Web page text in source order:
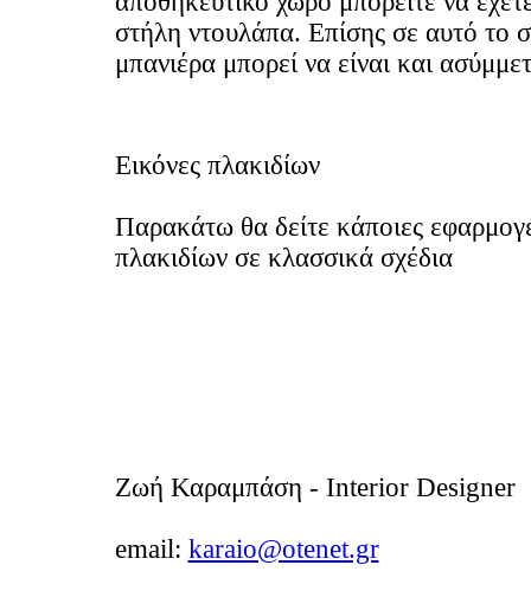
στήλη ντουλάπα. Επίσης σε αυτό το
μπανιέρα μπορεί να είναι και
Εικόνες πλακιδίων
Παρακάτω θα δείτε κάποιες
πλακιδίων σε κλασσικά σχέδια
Ζωή Καραμπάση - Interior Designer
email: karaio@otenet.gr